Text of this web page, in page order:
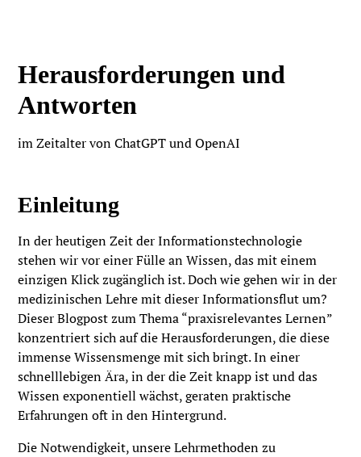
Herausforderungen und
Antworten
im Zeitalter von ChatGPT und OpenAI
Einleitung
In der heutigen Zeit der Informationstechnologie
stehen wir vor einer Fülle an Wissen, das mit einem
einzigen Klick zugänglich ist. Doch wie gehen wir in der
medizinischen Lehre mit dieser Informationsflut um?
Dieser Blogpost zum Thema “praxisrelevantes Lernen”
konzentriert sich auf die Herausforderungen, die diese
immense Wissensmenge mit sich bringt. In einer
schnelllebigen Ära, in der die Zeit knapp ist und das
Wissen exponentiell wächst, geraten praktische
Erfahrungen oft in den Hintergrund.
Die Notwendigkeit, unsere Lehrmethoden zu